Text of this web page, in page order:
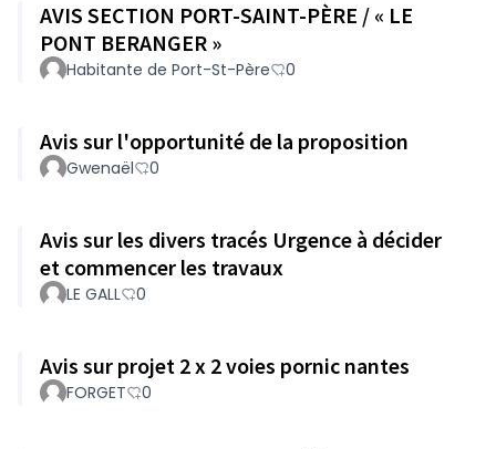
AVIS SECTION PORT-SAINT-PÈRE / « LE
PONT BERANGER »
Habitante de Port-St-Père 0
Avis sur l'opportunité de la proposition
Gwenaël 0
Avis sur les divers tracés Urgence à décider
et commencer les travaux
LE GALL 0
Avis sur projet 2 x 2 voies pornic nantes
FORGET 0